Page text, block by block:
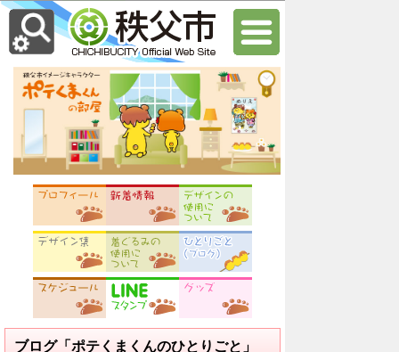
ブログ「ポテくまくんのひとりごと」